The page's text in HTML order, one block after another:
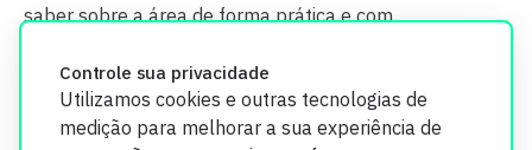
Controle sua privacidade
Utilizamos cookies e outras tecnologias de
medição para melhorar a sua experiência de
saber sobre a área de forma prática e com